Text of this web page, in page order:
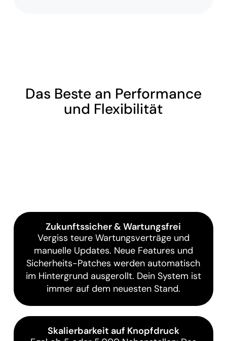
Das Beste an Performance
und Flexibilität
Zukunftssicher & Wartungsfrei
Vergiss teure Wartungsverträge und
manuelle Updates. Neue Features und
Sicherheits-Patches werden automatisch
im Hintergrund ausgerollt. Dein System ist
immer auf dem neuesten Stand.
Skalierbarkeit auf Knopfdruck